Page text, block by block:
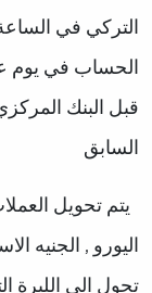
الحساب في يوم
السابق
يتم تحويل
اليورو , الجنيه
تحول الى الليرة